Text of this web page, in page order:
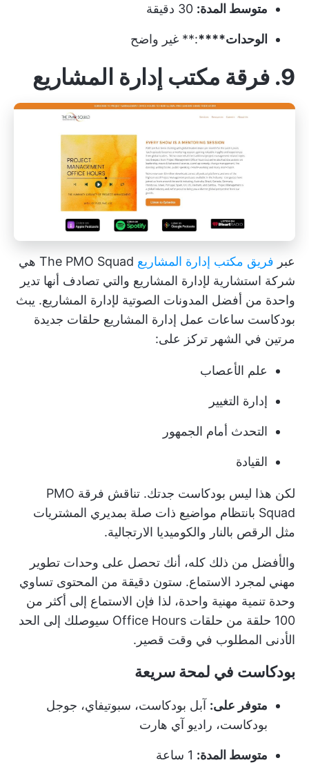
متوسط المدة:
الوحدات****:** غير واضح
9. فرقة مكتب إدارة المشاريع
عبر فريق مكتب إدارة المشاريع
The PMO Squad هي
شركة استشارية لإدارة المشاريع والتي تصادف أنها تدير
واحدة من أفضل المدونات الصوتية لإدارة المشاريع. يبث
بودكاست ساعات عمل إدارة المشاريع حلقات جديدة
مرتين في الشهر تركز على:
علم الأعصاب
إدارة التغيير
التحدث أمام الجمهور
القيادة
لكن هذا ليس بودكاست جدتك. تناقش فرقة PMO
Squad بانتظام مواضيع ذات صلة بمديري المشتريات
مثل الرقص بالنار والكوميديا الارتجالية.
والأفضل من ذلك كله، أنك تحصل على وحدات تطوير
مهني لمجرد الاستماع. ستون دقيقة من المحتوى تساوي
وحدة تنمية مهنية واحدة، لذا فإن الاستماع إلى أكثر من
100 حلقة من حلقات Office Hours سيوصلك إلى الحد
الأدنى المطلوب في وقت قصير.
بودكاست في لمحة سريعة
متوفر على: آبل بودكاست، سبوتيفاي، جوجل
بودكاست، راديو آي هارت
متوسط المدة: